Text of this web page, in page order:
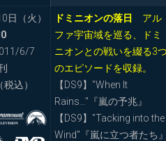
日（火）
6/7
込）
ドミニオンの落日
アル
ファ宇宙域を巡る、ドミ
ニオンとの戦いを綴る3
のエピソードを収録。
【DS9】"When It
Rains…"『嵐の予兆』
【DS9】"Tacking into the
Wind"『嵐に立つ者たち